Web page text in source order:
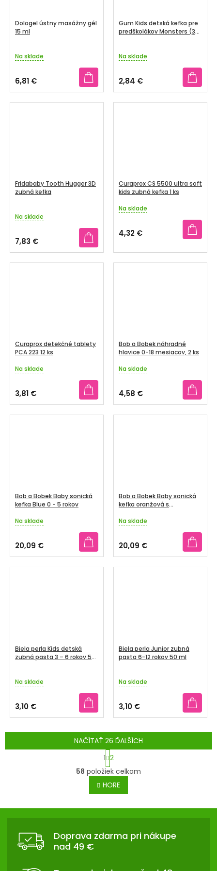
Dologel ústny masážny gél
15 ml
Na sklade
6,81 €
Gum Kids detská kefka pre
predškolákov Monsters (3-
Na sklade
2,84 €
Fridababy Tooth Hugger 3D
zubná kefka
Na sklade
7,83 €
Curaprox CS 5500 ultra soft
kids zubná kefka 1 ks
Priemerné
produktu
je
z
5
Na sklade
4,32 €
Curaprox detekčné tablety
PCA 223 12 ks
Priemerné
produktu
je
5,0
z
Na sklade
3,81 €
Bob a Bobek náhradné
hlavice 0-18 mesiacov, 2 ks
Priemerné
produktu
je
5,0
z
Na sklade
4,58 €
Bob a Bobek Baby sonická
kefka Blue 0 - 5 rokov
Priemerné
produktu
je
3,5
z
Na sklade
20,09 €
Bob a Bobek Baby sonická
kefka oranžová s
krabičke
Priemerné
produktu
je
3,3
z
Na sklade
20,09 €
Biela perla Kids detská
zubná pasta 3 – 6 rokov 50
Na sklade
3,10 €
Biela perla Junior zubná
pasta 6-12 rokov 50 ml
Na sklade
3,10 €
O
v
l
d
a
c
i
NAČÍTAŤ 26 ĎALŠÍCH
S
t
r
á
n
o
v
a
n
1 2
58 položiek celkom
HORE
Z
Doprava zdarma pri nákupe
nad 49 €